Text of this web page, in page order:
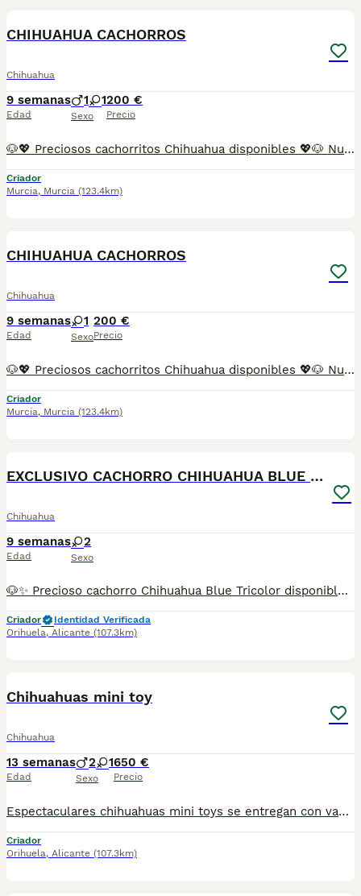
CHIHUAHUA CACHORROS
Chihuahua
9 semanas
Edad
1 1
Sexo
200 €
Precio
🐶💖 Preciosos cachorritos Chihuahua disponibles 💖🐶 Nuestros pequeños Chihuahua están criados con muchísimo amor en un entorno familiar 🏡, donde reciben atención, cuidados y socialización desde sus primeros días de vida. Son cachorros alegres, cariñosos y muy inteligentes, acostumbrados al contacto diario con personas y preparados para integrarse perfectamente en su nuevo hogar. 🥰 ✨ Esta maravillosa raza destaca por su pequeño tamaño, su gran personalidad y el fuerte vínculo que crea con su familia. Son compañeros fieles, divertidos y llenos de ternura. 📋 Los cachorros se entregan con: ✅ Vacunas correspondientes a su edad ✅ Desparasitaciones al día ✅ Revisión veterinaria completa 🩺 ✅ Cartilla sanitaria ✅ Contrato de garantía 📍 Puedes venir a conocerlos sin ningún compromiso. Estaremos encantados de enseñarte a nuestros pequeños y resolver cualquier duda. 🐾 📸 Fotografías 100% reales de nuestros cachorros. No utilizamos imágenes de internet ni somos multicriadero. 🚚 Envíos disponibles a toda España mediante transporte especializado para mascotas. RESERVA MÍNIMA 200€ 📞 Información y reservas por teléfono o WhatsApp 💖 Pequeños de tamaño, gigantes de corazón. Nuestros Chihuahua están listos para llenar su nuevo hogar de amor, alegría y momentos inolvidables. 🐶✨
Criador
Murcia, Murcia (123.4km)
CHIHUAHUA CACHORROS
Chihuahua
9 semanas
Edad
1
Sexo
200 €
Precio
🐶💖 Preciosos cachorritos Chihuahua disponibles 💖🐶 Nuestros pequeños crecen en un ambiente familiar 🏡, rodeados de cariño, cuidados y atención desde el primer día. Están perfectamente socializados y acostumbrados al contacto con personas, lo que les ayuda a desarrollar un carácter alegre, cariñoso y equilibrado. 🥰 ✨ Disponemos de ejemplares de pelo corto y pelo largo, en distintos colores y con excelentes características de la raza. 📋 Los cachorros se entregan con: ✅ Vacunas correspondientes a su edad ✅ Desparasitaciones al día ✅ Revisión veterinaria completa 🩺 ✅ Cartilla sanitaria ✅ Microchip incluido ✅ Contrato de garantía 📍 Puedes venir a conocerlos sin ningún compromiso. Estaremos encantados de enseñarte a nuestros pequeños y resolver cualquier duda. 🐾 📸 Fotografías 100% reales de nuestros cachorros. No utilizamos imágenes de internet ni somos multicriadero. 🚚 Envíos disponibles a toda España mediante transporte especializado para mascotas. RESERVA MÍNIMA 200€ 📞 Información y reservas por teléfono o WhatsApp 💖 Pequeños en tamaño, pero enormes en cariño. Nuestros Chihuahua están listos para llenar su nuevo hogar de alegría, compañía y momentos inolvidables. 🐶✨
Criador
Murcia, Murcia (123.4km)
EXCLUSIVO CACHORRO CHIHUAHUA BLUE TRICOLOR ✨🐶
Chihuahua
9 semanas
Edad
2
Sexo
🐶✨ Precioso cachorro Chihuahua Blue Tricolor disponible. Un ejemplar muy especial, con un color espectacular, excelente carácter y una belleza que no pasa desapercibida. ✔️ Criado con cariño y atención. ✔️ Muy sociable y acostumbrado al contacto diario. ✔️ Ideal como mascota de compañía. ✔️ Excelente morfología y gran calidad. Si buscas un Chihuahua exclusivo, pequeño y encantador, esta es una oportunidad única. 📩 Para más información, fotos, vídeos y precio, contacta sin compromiso.
Criador
Identidad Verificada
Orihuela, Alicante (107.3km)
Chihuahuas mini toy
Chihuahua
13 semanas
Edad
2 1
Sexo
650 €
Precio
Espectaculares chihuahuas mini toys se entregan con vacuna cartilla desparasitación y garantía somos un centro especializado en cría y adiestramiento canino teléfono contacto 620 14 0808
Criador
Orihuela, Alicante (107.3km)